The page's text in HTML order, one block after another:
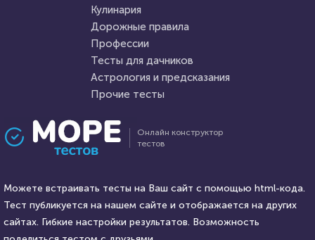
Онлайн конструктор
тестов
Можете встраивать тесты на Ваш сайт с помощью html-кода.
Тест публикуется на нашем сайте и отображается на других
сайтах. Гибкие настройки результатов. Возможность
Кулинария
Дорожные правила
Профессии
Тесты для дачников
Астрология и предсказания
Прочие тесты